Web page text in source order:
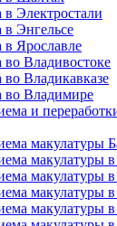
в Электростали
в Энгельсе
в Ярославле
во Владивостоке
во Владикавказе
во Владимире
и
макулатуры
макулатуры
макулатуры
макулатуры
макулатуры